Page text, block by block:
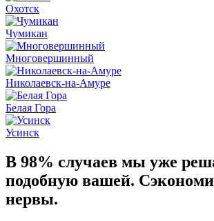
Охотск
Чумикан
Многовершинный
Николаевск-на-Амуре
Белая Гора
Усинск
В 98% случаев мы уже
подобную вашей.
нервы.